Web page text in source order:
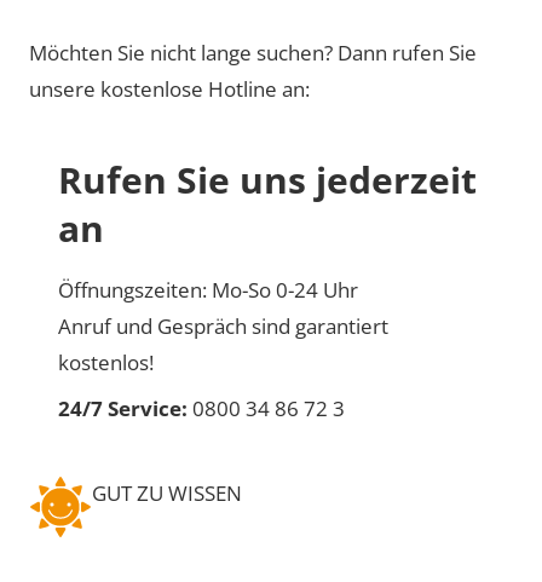
Möchten Sie nicht lange suchen? Dann rufen Sie
unsere kostenlose Hotline an:
Rufen Sie uns jederzeit
an
Öffnungszeiten: Mo-So 0-24 Uhr
Anruf und Gespräch sind garantiert
kostenlos!
24/7 Service: 0800 34 86 72 3
GUT ZU WISSEN